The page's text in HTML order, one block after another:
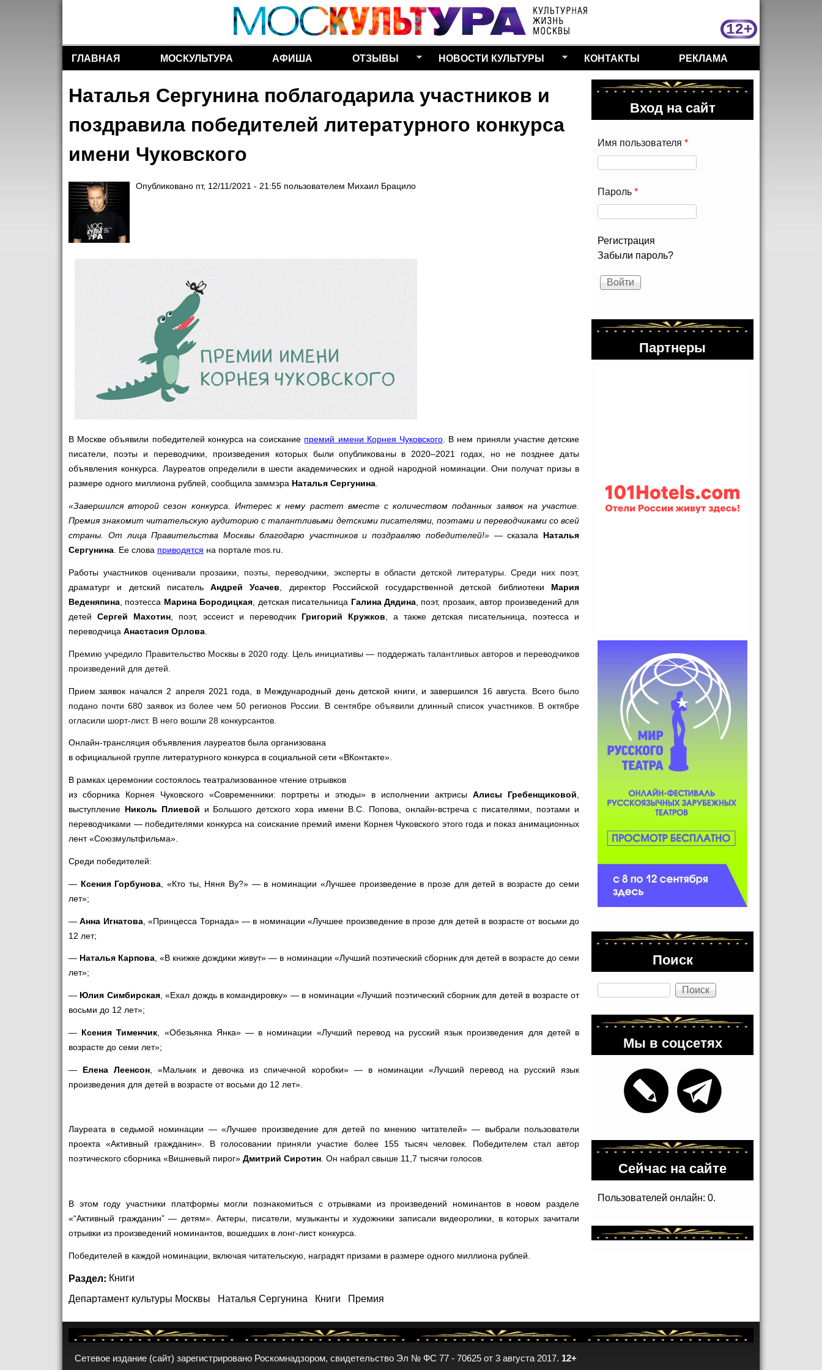
Перейти к основному
содержанию
Разделы сайта
ГЛАВНАЯ МОСКУЛЬТУРА АФИША ОТЗЫВЫ НОВОСТИ КУЛЬТУРЫ КОНТАКТЫ РЕКЛАМА
Наталья Сергунина поблагодарила участников и
поздравила победителей литературного конкурса
имени Чуковского
Опубликовано пт, 12/11/2021 - 21:55 пользователем Михаил Брацило
В Москве объявили победителей конкурса на соискание премий имени Корнея Чуковского. В нем приняли участие детские
писатели, поэты и переводчики, произведения которых были опубликованы в 2020–2021 годах, но не позднее даты
объявления конкурса. Лауреатов определили в шести академических и одной народной номинации. Они получат призы в
размере одного миллиона рублей, сообщила заммэра Наталья Сергунина.
«Завершился второй сезон конкурса. Интерес к нему растет вместе с количеством поданных заявок на участие.
Премия знакомит читательскую аудиторию с талантливыми детскими писателями, поэтами и переводчиками со всей
страны. От лица Правительства Москвы благодарю участников и поздравляю победителей!»— сказала Наталья
Сергунина. Ее слова приводятся на портале mos.ru.
Работы участников оценивали прозаики, поэты, переводчики, эксперты в области детской литературы. Среди них поэт,
драматург и детский писательАндрей Усачев , директор Российской государственной детской библиотеки Мария
Веденяпина , поэтесса Марина Бородицкая , детская писательница Галина Дядина, поэт, прозаик, автор произведений для
детей Сергей Махотин , поэт, эссеист и переводчик Григорий Кружков , а также детская писательница, поэтесса и
переводчица Анастасия Орлова
Премию учредило Правительство Москвы в 2020 году. Цель инициативы — поддержать талантливых авторов и переводчиков
произведений для детей.
Прием заявок начался 2 апреля 2021 года, в Международный день детской книги, и завершился 16 августа. Всего было
подано почти 680 заявок из более чем 50 регионов России. Всентябре объявили длинный список участников. В октябре
огласили шорт-лист. В него вошли 28 конкурсантов.
Онлайн-трансляция объявления лауреатов была организована
в официальной группе литературного конкурса в социальной сети «ВКонтакте».
В рамках церемонии состоялось театрализованное чтение отрывков
из сборника Корнея Чуковского «Современники: портреты и этюды» в исполнении актрисы Алисы Гребенщиковой,
выступление Николь Плиевой и Большого детского хора имени В.С. Попова, онлайн-встреча с писателями, поэтами и
переводчиками — победителями конкурса на соискание премий имени Корнея Чуковского этого года и показ анимационных
лент «Союзмультфильма».
Среди победителей:
— Ксения Горбунова , «Кто ты, Няня Ву?» — в номинации «Лучшее произведение в прозе для детей в возрасте до семи
лет»;
—Анна Игнатова, «Принцесса Торнада» — в номинации «Лучшее произведение в прозе для детей в возрасте от восьми до
12 лет;
— Наталья Карпова, «В книжке дождики живут» — в номинации «Лучший поэтический сборник для детей в возрасте до семи
лет»;
— Юлия Симбирская, «Ехал дождь в командировку» — в номинации «Лучший поэтический сборник для детей в возрасте от
восьми до 12 лет»;
— Ксения Тименчик , «Обезьянка Янка» — в номинации «Лучший перевод на русский язык произведения для детей в
возрасте до семи лет»;
— Елена Леенсон , «Мальчик и девочка из спичечной коробки» — в номинации «Лучший перевод на русский язык
произведения для детей в возрасте от восьми до 12 лет».
Лауреата в седьмой номинации — «Лучшее произведение для детей по мнению читателей» — выбрали пользователи
проекта «Активный гражданин». В голосовании приняли участие более 155 тысяч человек. Победителем стал автор
поэтического сборника «Вишневый пирог» Дмитрий Сиротин. Он набрал свыше 11,7 тысячи голосов.
В этом году участники платформы могли познакомиться с отрывками из произведений номинантов в новом разделе
«“Активный гражданин” — детям». Актеры, писатели, музыканты и художники записали видеоролики, в которых зачитали
отрывки из произведений номинантов, вошедших в лонг-лист конкурса.
Победителей в каждой номинации, включая читательскую, наградят призами в размере одного миллиона рублей.
Раздел: Книги
Департамент культуры Москвы
Наталья Сергунина Книги Премия
Вход на сайт
Имя пользователя *
Пароль *
Регистрация
Забыли пароль?
Партнеры
Поиск
Поиск
Мы в соцсетях
Сейчас на сайте
Пользователей онлайн: 0.
Сетевое издание (сайт) зарегистрировано Роскомнадзором, свидетельство Эл № ФС 77 - 70625 от 3 августа 2017. 12+